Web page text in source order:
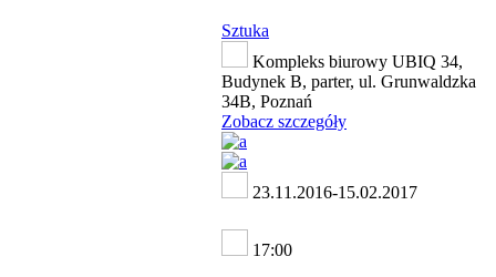
Sztuka
Kompleks biurowy UBIQ 34,
Budynek B, parter, ul. Grunwaldzka
34B, Poznań
Zobacz szczegóły
23.11.2016-15.02.2017
17:00